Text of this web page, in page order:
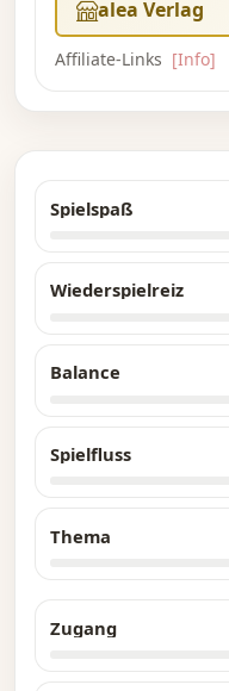
alea Verlag
Affiliate-Links [Info]
Spielspaß
Wiederspielreiz
Balance
Spielfluss
Thema
Zugang